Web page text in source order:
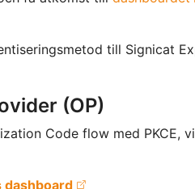
till Signicat
(OP)
Code flow med PKCE,
dashboard